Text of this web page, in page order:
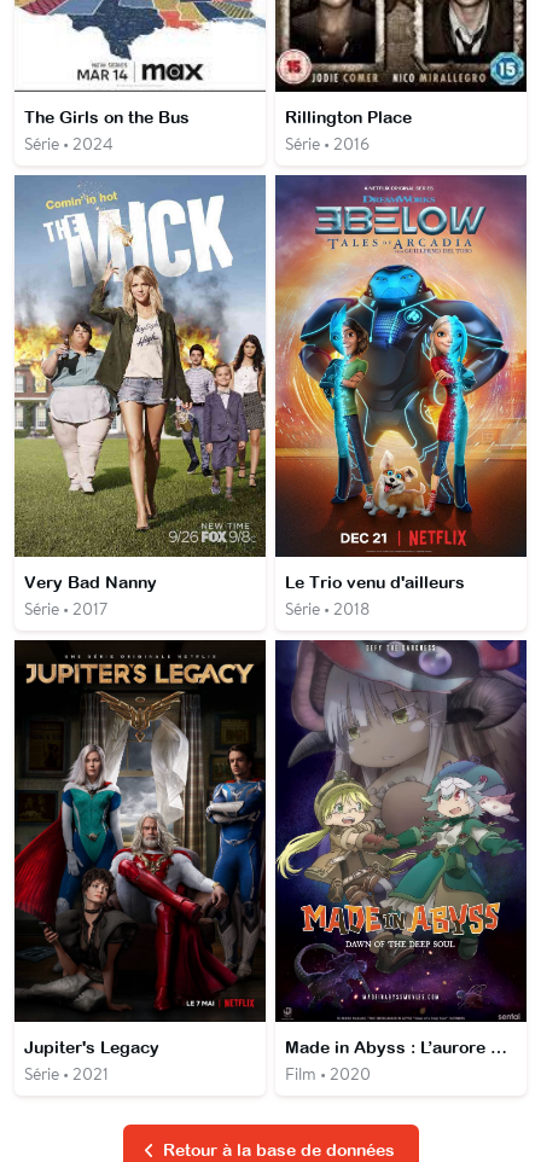
The Girls on the Bus
Série • 2024
Rillington Place
Série • 2016
Very Bad Nanny
Série • 2017
Le Trio venu d'ailleurs
Série • 2018
Jupiter's Legacy
Série • 2021
Made in Abyss : L’aurore de l’âme des profondeurs
Film • 2020
Retour à la base de données